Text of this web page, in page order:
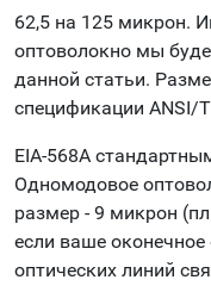
62,5 на 125 микрон.
оптоволокно мы
данной статьи.
спецификации ANSI/
EIA-568A
Одномодовое
размер - 9 микрон
если ваше
оптических линий